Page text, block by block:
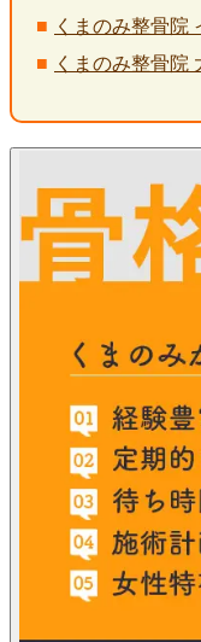
くまのみ整骨院
くまのみ整骨院